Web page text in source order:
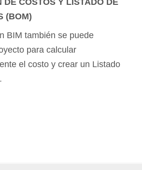
DE COSTOS Y LISTADO DE
(BOM)
BIM también se puede
para calcular
el costo y crear un Listado